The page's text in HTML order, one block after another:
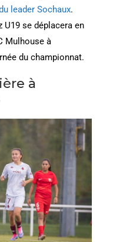
leader Sochaux.
U19 se déplacera en
Mulhouse à
du championnat.
à